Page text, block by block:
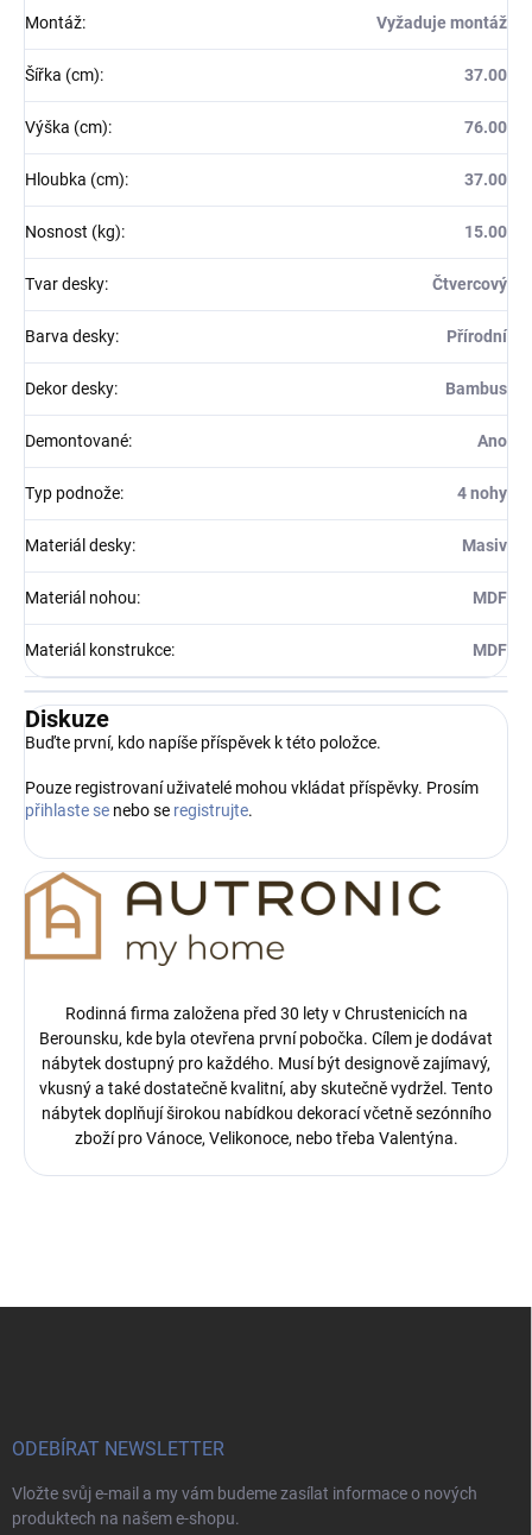
Montáž: Vyžaduje montáž
Šířka (cm): 37.00
Výška (cm): 76.00
Hloubka (cm): 37.00
Nosnost (kg): 15.00
Tvar desky: Čtvercový
Barva desky: Přírodní
Dekor desky: Bambus
Demontované: Ano
Typ podnože: 4 nohy
Materiál desky: Masiv
Materiál nohou: MDF
Materiál konstrukce: MDF
Diskuze
Buďte první, kdo napíše příspěvek k této položce.
Pouze registrovaní uživatelé mohou vkládat příspěvky. Prosím
přihlaste se nebo se registrujte.
Rodinná firma založena před 30 lety v Chrustenicích na
Berounsku, kde byla otevřena první pobočka. Cílem je dodávat
nábytek dostupný pro každého. Musí být designově zajímavý,
vkusný a také dostatečně kvalitní, aby skutečně vydržel. Tento
nábytek doplňují širokou nabídkou dekorací včetně sezónního
zboží pro Vánoce, Velikonoce, nebo třeba Valentýna.
ODEBÍRAT NEWSLETTER
Vložte svůj e-mail a my vám budeme zasílat informace o nových
produktech na našem e-shopu.